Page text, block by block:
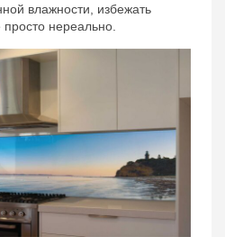
влажности, избежать
нереально.